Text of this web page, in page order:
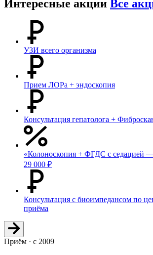
Интересные акции Все
УЗИ всего организма
Прием ЛОРа + эндоскопия
Консультация гепатолога +
«Колоноскопия + ФГДС с седацией —
29 000 ₽
Консультация с биоимпедансом по
приёма
Приём · с 2009